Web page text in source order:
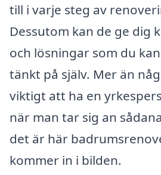
till i varje steg av
Dessutom kan de ge dig
och lösningar som du
tänkt på själv. Mer än
viktigt att ha en
när man tar sig an
det är här
kommer in i bilden.